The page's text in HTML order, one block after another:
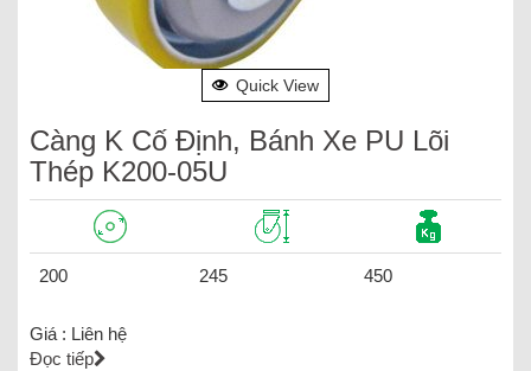
Quick View
Càng K Cố Định, Bánh Xe PU Lõi
Thép K200-05U
200 245 450
Giá : Liên hệ
Đọc tiếp